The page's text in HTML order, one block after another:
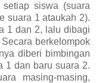
siswa (suara
suara 1 ataukah 2).
1 dan 2, lalu dibagi
berkelompok
diberi bimbingan
1 dan baru suara 2.
masing-masing,